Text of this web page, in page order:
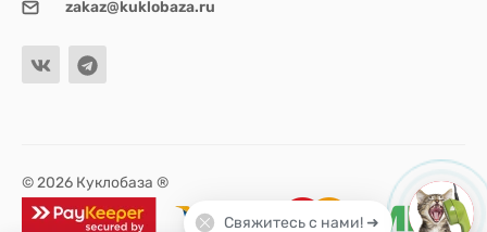
zakaz@kuklobaza.ru
© 2026 Куклобаза ®
Свяжитесь с нами! ➜